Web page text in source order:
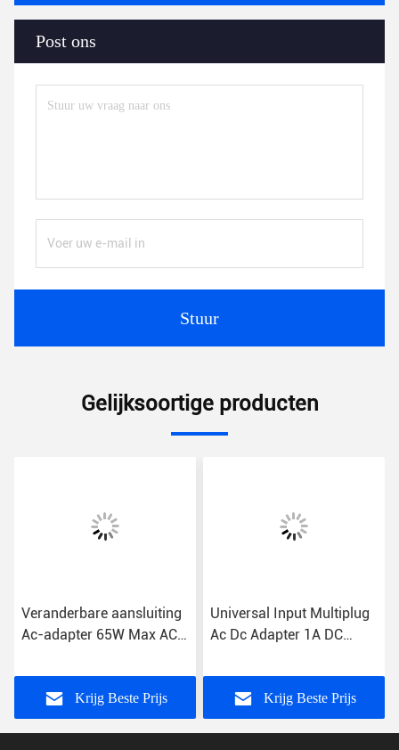
Post ons
Stuur
Gelijksoortige producten
Veranderbare aansluiting
Ac-adapter 65W Max AC
Output Spanning
Krijg Beste Prijs
Universal Input Multiplug
Ac Dc Adapter 1A DC
2.1*5.5 Jack 15W Max
Krijg Beste Prijs